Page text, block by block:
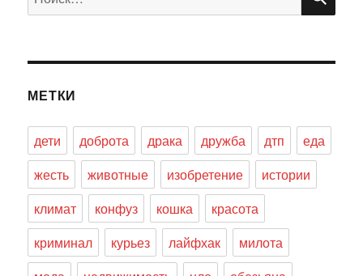
МЕТКИ
дети доброта драка дружба дтп
еда
жесть
животные изобретение
истории
климат
конфуз кошка
красота
криминал
курьез лайфхак
милота